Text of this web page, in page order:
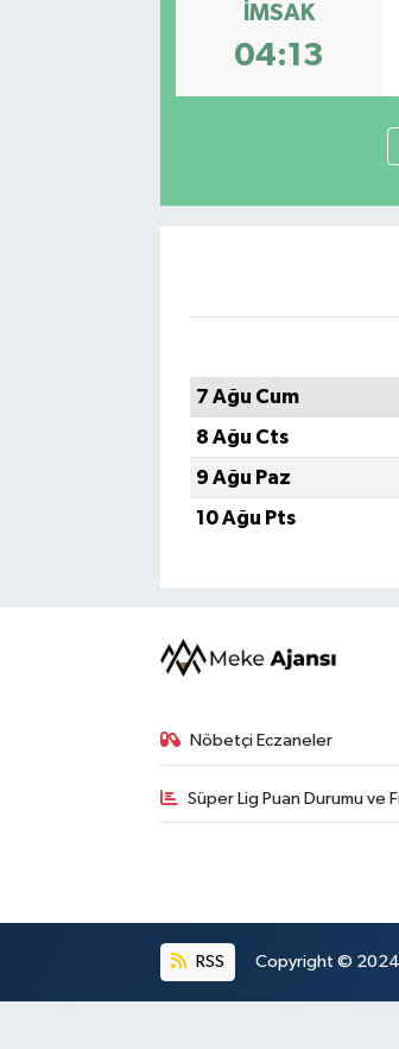
İMSAK
04:13
7 Ağu Cum
8 Ağu Cts
9 Ağu Paz
10 Ağu Pts
Nöbetçi Eczaneler
Süper Lig Puan Durumu ve
RSS Copyright © 2024.